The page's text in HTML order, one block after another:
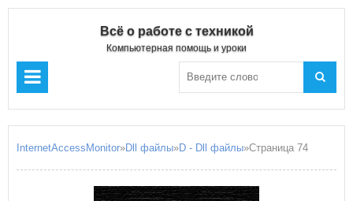
Всё о работе с техникой
Компьютерная помощь и уроки
InternetAccessMonitor»Dll файлы»D - Dll файлы»Страница 74